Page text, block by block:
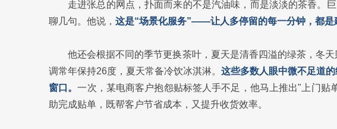
走进张总的网点，扑面而来的不是汽油味，而是淡淡的茶香。
聊几句。他说， 这是“场景化服务”——让人多停留的每一分钟，都是
他还会根据不同的季节更换茶叶，夏天是清香四溢的绿茶，冬
调常年保持26度，夏天常备冷饮冰淇淋。 这些多数人眼中微不足道
窗口。一次，某电商客户抱怨贴标签人手不足，他马上推出"上门贴
助完成贴单，既帮客户节省成本，又提升收货效率。